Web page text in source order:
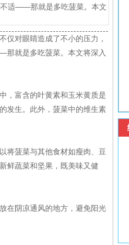
不适——那就是多吃菠菜。本文
仅对眼睛造成了不小的压力，
那就是多吃菠菜。本文将深入
，富含的叶黄素和玉米黄质是
发生。此外，菠菜中的维生素
将菠菜与其他食材如瘦肉、豆
鲜蔬菜和坚果，既美味又健
在阴凉通风的地方，避免阳光